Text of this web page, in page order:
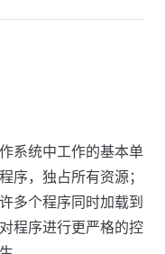
系统中工作的基本单
序，独占所有资源；
多个程序同时加载到
程序进行更严格的控